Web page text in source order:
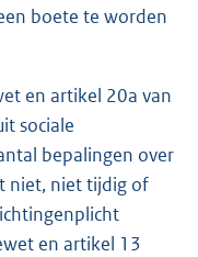
boete te worden
en artikel 20a van
sociale
bepalingen over
niet, niet tijdig of
en artikel 13